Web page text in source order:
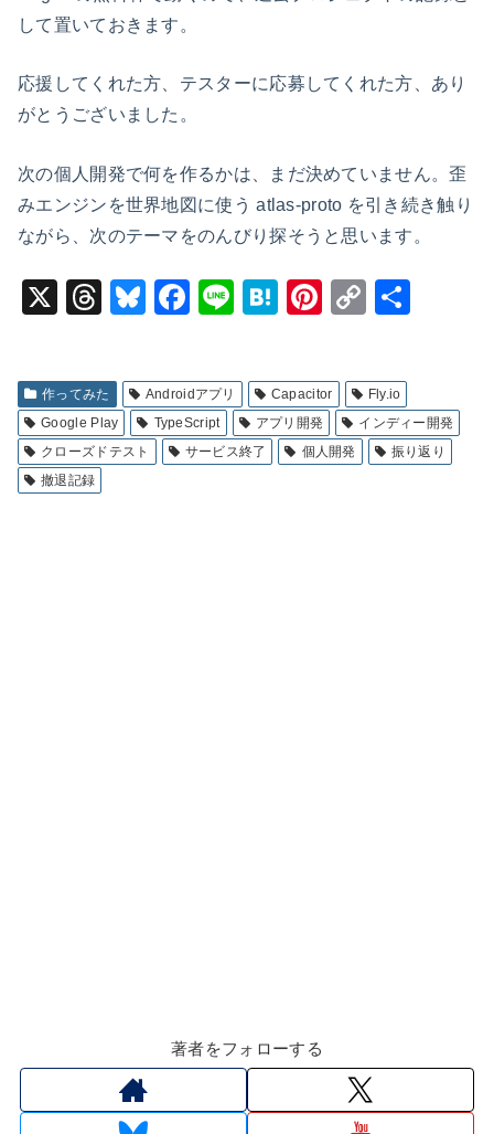
して置いておきます。
応援してくれた方、テスターに応募してくれた方、あり
がとうございました。
次の個人開発で何を作るかは、まだ決めていません。歪
みエンジンを世界地図に使う atlas-proto を引き続き触り
ながら、次のテーマをのんびり探そうと思います。
X
T
a
d
s
Bl
s
k
y
F
e
b
o
Li
H
n
a
Pi
e
st
C
y
Li
n
作ってみた Androidアプリ Capacitor
Fly.io
Google Play
TypeScript アプリ開発
インディー開発
クローズドテスト
サービス終了 個人開発
振り返り
撤退記録
著者をフォローする